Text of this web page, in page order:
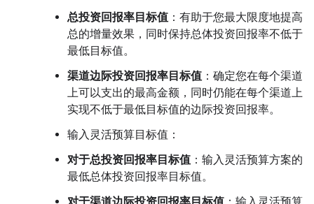
总投资回报率目标值 ：有助于您最大限度地提高
总的增量效果，同时保持总体投资回报率不低于
最低目标值。
渠道边际投资回报率目标值 ：确定您在每个渠道
上可以支出的最高金额，同时仍能在每个渠道上
实现不低于最低目标值的边际投资回报率。
输入灵活预算目标值：
对于总投资回报率目标值 ：输入灵活预算方案的
最低总体投资回报率目标值。